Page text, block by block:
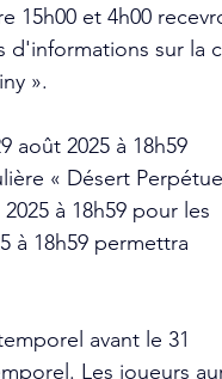
15h00 et 4h00
d'informations sur la
».
août 2025 à 18h59
« Désert
à 18h59 pour les
à 18h59 permettra
avant le 31
Les joueurs